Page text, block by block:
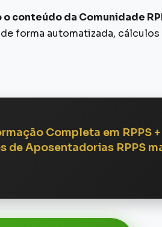
conteúdo da Comunidade
forma automatizada,
Completa em RPPS
de Aposentadorias RPPS